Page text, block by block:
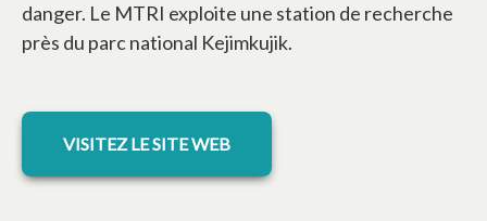
danger. Le MTRI exploite une station de recherche
près du parc national Kejimkujik.
VISITEZ LE SITE WEB
s’ouvre dans un nouvel onglet